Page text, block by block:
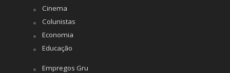
Cinema
Colunistas
Economia
Educação
Empregos Gru